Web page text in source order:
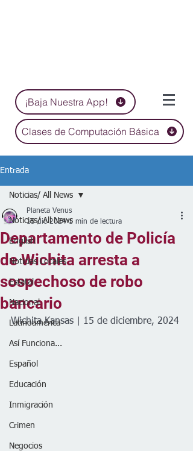
¡Baja Nuestra App!
Clases de Computación Básica
Entrada
Noticias/ All News
English
Noticias Locales
Estatal
Nacional
Latinoamérica
Así Funciona...
Español
Educación
Inmigración
Crimen
Negocios
Noticias/ All News
Departamento de Policía
de Wichita arresta a
sospechoso de robo
bancario
Planeta Venus
15 dic 2024 1 min de lectura
Wichita Kansas | 15 de diciembre, 2024